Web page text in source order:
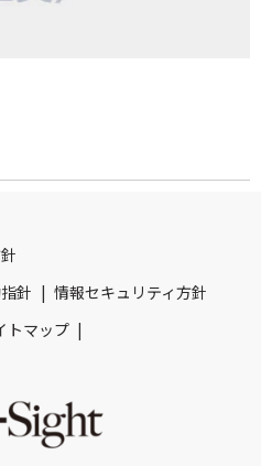
針
情報セキュリティ方針
トマップ